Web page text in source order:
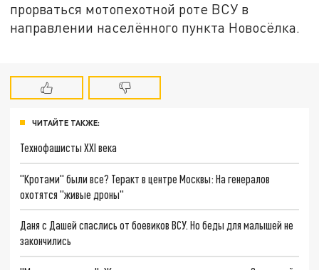
прорваться мотопехотной роте ВСУ в
направлении населённого пункта Новосёлка.
ЧИТАЙТЕ ТАКЖЕ:
Технофашисты XXI века
"Кротами" были все? Теракт в центре Москвы: На генералов
охотятся "живые дроны"
Даня с Дашей спаслись от боевиков ВСУ. Но беды для малышей не
закончились